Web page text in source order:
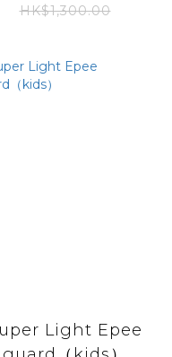
HK$1,300.00
Light Epee